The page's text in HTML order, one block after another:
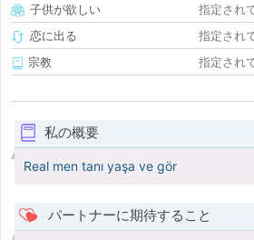
子供が欲しい
指定され
恋に出る
指定され
宗教
指定され
私の概要
Real men tanı yaşa ve gör
パートナーに期待すること